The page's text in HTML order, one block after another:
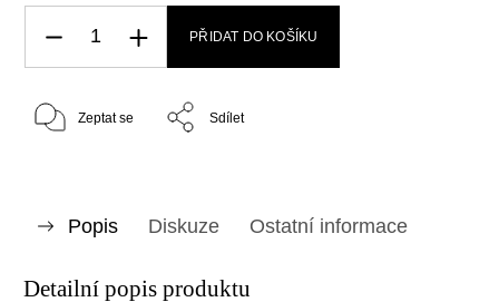
PŘIDAT DO KOŠÍKU
Zeptat se Sdílet
Popis Diskuze Ostatní informace
Detailní popis produktu